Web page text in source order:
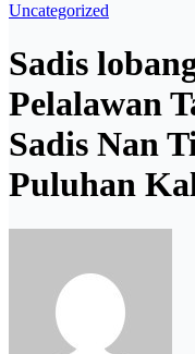
Uncategorized
Sadis
Pelalawan
Sadis Nan
Puluhan